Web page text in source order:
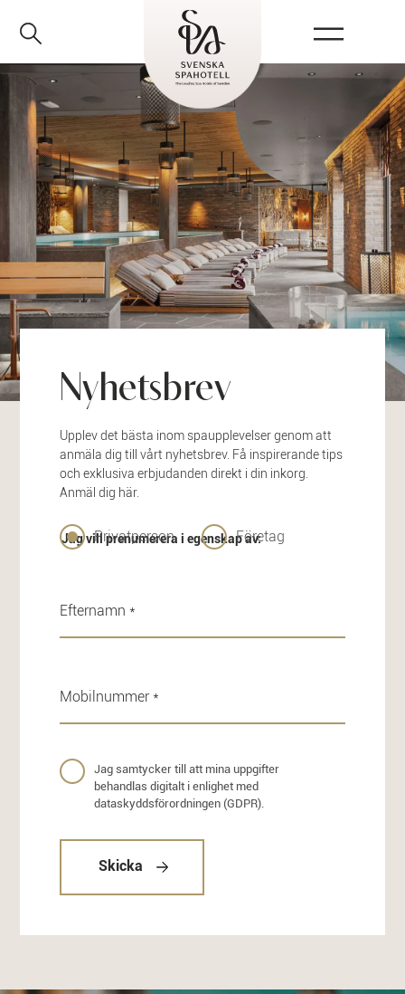
Nyhetsbrev
Upplev det bästa inom spaupplevelser genom att
anmäla dig till vårt nyhetsbrev. Få inspirerande tips
och exklusiva erbjudanden direkt i din inkorg.
Anmäl dig här.
Jag vill prenumerera i egenskap av:
Privatperson Företag
Jag samtycker till att mina uppgifter
behandlas digitalt i enlighet med
dataskyddsförordningen (GDPR).
Skicka